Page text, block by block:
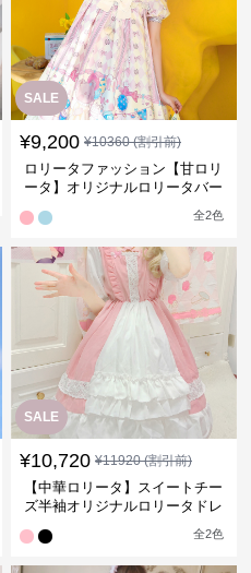
SALE
¥9,200 ¥10360(割引前)
ロリータファッション【甘ロリ
ータ】オリジナルロリータバー
全2色
SALE
¥10,720 ¥11920(割引前)
【中華ロリータ】スイートチー
ズ半袖オリジナルロリータドレ
全2色